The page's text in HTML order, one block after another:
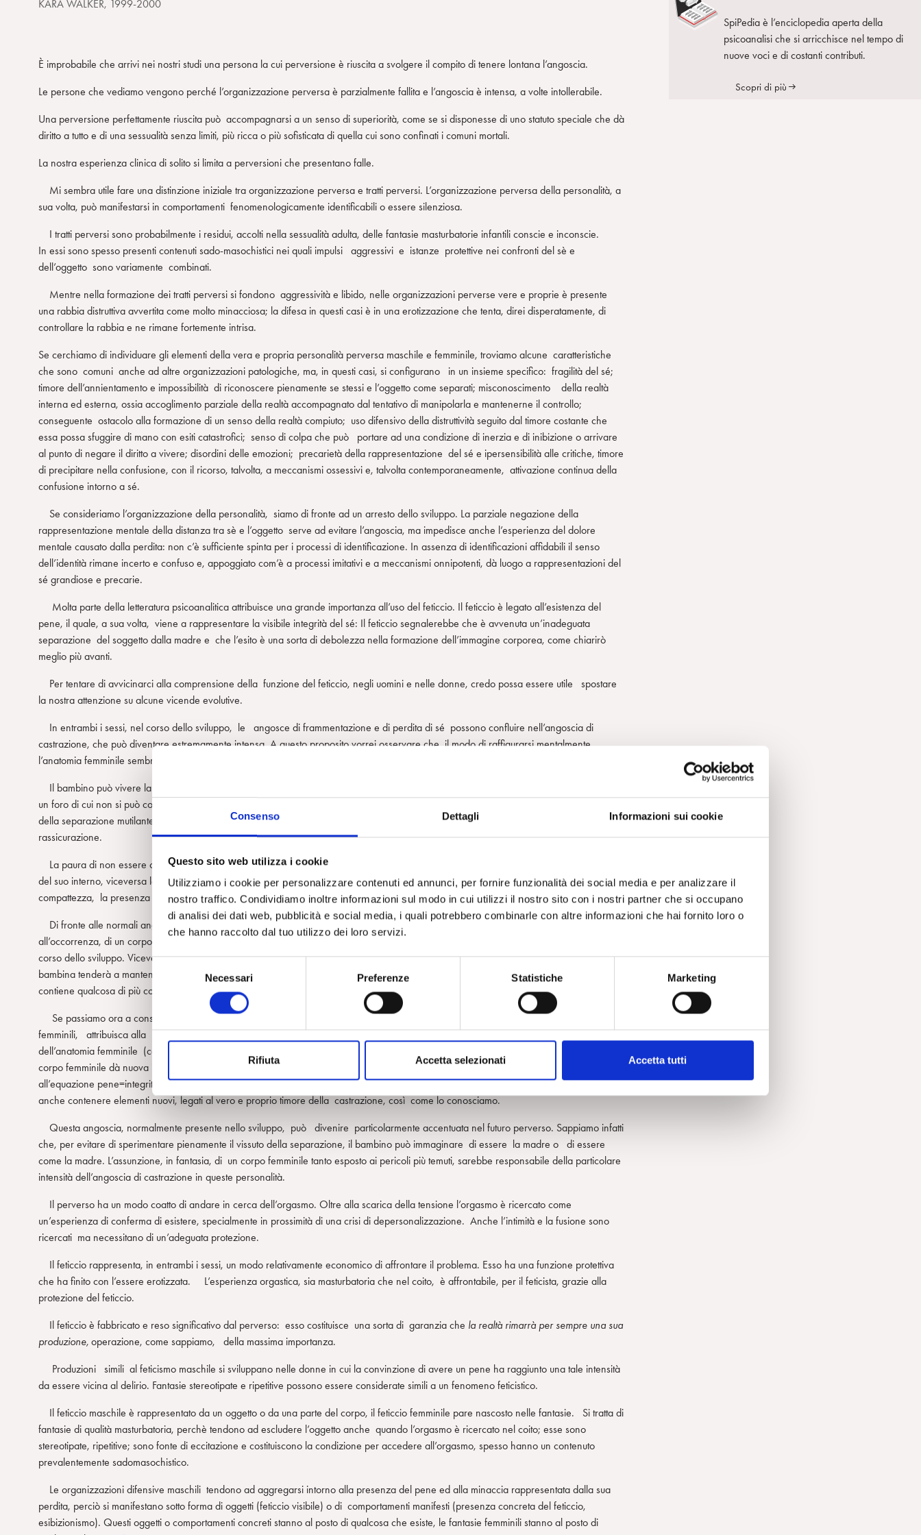
Consenso Dettagli Informazioni sui cookie
Questo sito web utilizza i cookie
Utilizziamo i cookie per personalizzare contenuti ed annunci, per fornire funzionalità dei social media e per analizzare il
nostro traffico. Condividiamo inoltre informazioni sul modo in cui utilizzi il nostro sito con i nostri partner che si occupano
di analisi dei dati web, pubblicità e social media, i quali potrebbero combinarle con altre informazioni che hai fornito loro o
che hanno raccolto dal tuo utilizzo dei loro servizi.
S
e
l
z
n
e
e
l
c
o
s
e
n
Necessari Preferenze Statistiche Marketing
Rifiuta Accetta selezionati Accetta tutti
KARA WALKER, 1999-2000
È improbabile che arrivi nei nostri studi una persona la cui perversione è riuscita a svolgere il compito di tenere lontana l’angoscia.
Le persone che vediamo vengono perché l’organizzazione perversa è parzialmente fallita e l’angoscia è intensa, a volte intollerabile.
Una perversione perfettamente riuscita può accompagnarsi a un senso di superiorità, come se si disponesse di uno statuto speciale che dà
diritto a tutto e di una sessualità senza limiti, più ricca o più sofisticata di quella cui sono confinati i comuni mortali.
La nostra esperienza clinica di solito si limita a perversioni che presentano falle.
Mi sembra utile fare una distinzione iniziale tra organizzazione perversa e tratti perversi. L’organizzazione perversa della personalità, a
sua volta, può manifestarsi in comportamenti fenomenologicamente identificabili o essere silenziosa.
I tratti perversi sono probabilmente i residui, accolti nella sessualità adulta, delle fantasie masturbatorie infantili conscie e inconscie.
In essi sono spesso presenti contenuti sado-masochistici nei quali impulsi aggressivi e istanze protettive nei confronti del sè e
dell’oggetto sono variamente combinati.
Mentre nella formazione dei tratti perversi si fondono aggressività e libido, nelle organizzazioni perverse vere e proprie è presente
una rabbia distruttiva avvertita come molto minacciosa; la difesa in questi casi è in una erotizzazione che tenta, direi disperatamente, di
controllare la rabbia e ne rimane fortemente intrisa.
Se cerchiamo di individuare gli elementi della vera e propria personalità perversa maschile e femminile, troviamo alcune caratteristiche
che sono comuni anche ad altre organizzazioni patologiche, ma, in questi casi, si configurano in un insieme specifico: fragilità del sé;
timore dell’annientamento e impossibilità di riconoscere pienamente se stessi e l’oggetto come separati; misconoscimento della realtà
interna ed esterna, ossia accoglimento parziale della realtà accompagnato dal tentativo di manipolarla e mantenerne il controllo;
conseguente ostacolo alla formazione di un senso della realtà compiuto; uso difensivo della distruttività seguito dal timore costante che
essa possa sfuggire di mano con esiti catastrofici; senso di colpa che può portare ad una condizione di inerzia e di inibizione o arrivare
al punto di negare il diritto a vivere; disordini delle emozioni; precarietà della rappresentazione del sé e ipersensibilità alle critiche, timore
di precipitare nella confusione, con il ricorso, talvolta, a meccanismi ossessivi e, talvolta contemporaneamente, attivazione continua della
confusione intorno a sé.
Se consideriamo l’organizzazione della personalità, siamo di fronte ad un arresto dello sviluppo. La parziale negazione della
rappresentazione mentale della distanza tra sè e l’oggetto serve ad evitare l’angoscia, ma impedisce anche l’esperienza del dolore
mentale causato dalla perdita: non c’è sufficiente spinta per i processi di identificazione. In assenza di identificazioni affidabili il senso
dell’identità rimane incerto e confuso e, appoggiato com’è a processi imitativi e a meccanismi onnipotenti, dà luogo a rappresentazioni del
sé grandiose e precarie.
Molta parte della letteratura psicoanalitica attribuisce una grande importanza all’uso del feticcio. Il feticcio è legato all’esistenza del
pene, il quale, a sua volta, viene a rappresentare la visibile integrità del sé: Il feticcio segnalerebbe che è avvenuta un’inadeguata
separazione del soggetto dalla madre e che l’esito è una sorta di debolezza nella formazione dell’immagine corporea, come chiarirò
meglio più avanti.
Per tentare di avvicinarci alla comprensione della funzione del feticcio, negli uomini e nelle donne, credo possa essere utile spostare
la nostra attenzione su alcune vicende evolutive.
In entrambi i sessi, nel corso dello sviluppo, le angosce di frammentazione e di perdita di sé possono confluire nell’angoscia di
castrazione, che può diventare estremamente intensa. A questo proposito vorrei osservare che il modo di raffigurarsi mentalmente
l’anatomia femminile sembra condurre bambini e bambine ad alcune costruzioni comuni.
Il bambino può vivere la separazione dalla madre come un’esperienza di mutilazione di sé. Nel caso della bambina il suo corpo forato,
un foro di cui non si può controllare la chiusura, dal contenuto misterioso, si presta bene a divenire il luogo in cui si materializzano il vissuto
della separazione mutilante e l’angoscia di non potersi tenere insieme. La sua anatomia non sembra adeguata a offrirle possibilità di
rassicurazione.
La paura di non essere capace di tenersi insieme è la stessa nei due sessi, ma la bambina non ha la possibilità di controllare l’integrità
del suo interno, viceversa le sembra che il corpo maschile possa offrire maggiori garanzie: esso sembra avere robustezza e
compattezza, la presenza dei genitali è accertabile.
Di fronte alle normali angosce successive alla separazione la bambina potrebbe trovare sollievo immaginando di poter disporre,
all’occorrenza, di un corpo maschile, con tutte le sue rassicuranti caratteristiche. Nei casi più felici questa fantasia è lasciata cadere nel
corso dello sviluppo. Viceversa se il vissuto di impossibilità a vivere dopo la separazione e il senso di mutilazione sono intollerabili, la
bambina tenderà a mantenere attiva la sua fantasia. Non credo che si possa dire che la fantasia contenga un pene immaginario; essa
contiene qualcosa di più concreto e diffuso ad un tempo: l’idea di poter disporre anche di un compatto corpo maschile.
Se passiamo ora a considerare il problema dal punto di vista del bambino, sembra che egli, in modo corrispondente alle fantasie
femminili, attribuisca alla presenza e all’integrità del pene la funzione di rassicurarlo sull’integrità del sé. La rappresentazione mentale
dell’anatomia femminile (corpo forato, esposto, indifeso) pare abbastanza simile a quella elaborata dalla bambina; infatti la vista del
corpo femminile dà nuova intensità alle sue angosce. Sembra allora che nel momento in cui viene scoperta la differenza tra i sessi, grazie
all’equazione pene=integrità del sé, le angosce successive alla separazione si manifestino come angosce di castrazione. Esse sembrano
anche contenere elementi nuovi, legati al vero e proprio timore della castrazione, così come lo conosciamo.
Questa angoscia, normalmente presente nello sviluppo, può divenire particolarmente accentuata nel futuro perverso. Sappiamo infatti
che, per evitare di sperimentare pienamente il vissuto della separazione, il bambino può immaginare di essere la madre o di essere
come la madre. L’assunzione, in fantasia, di un corpo femminile tanto esposto ai pericoli più temuti, sarebbe responsabile della particolare
intensità dell’angoscia di castrazione in queste personalità.
Il perverso ha un modo coatto di andare in cerca dell’orgasmo. Oltre alla scarica della tensione l’orgasmo è ricercato come
un’esperienza di conferma di esistere, specialmente in prossimità di una crisi di depersonalizzazione. Anche l’intimità e la fusione sono
ricercati ma necessitano di un’adeguata protezione.
Il feticcio rappresenta, in entrambi i sessi, un modo relativamente economico di affrontare il problema. Esso ha una funzione protettiva
che ha finito con l’essere erotizzata. L’esperienza orgastica, sia masturbatoria che nel coito, è affrontabile, per il feticista, grazie alla
protezione del feticcio.
Il feticcio è fabbricato e reso significativo dal perverso: esso costituisce una sorta di garanzia che la realtà rimarrà per sempre una sua
produzione, operazione, come sappiamo, della massima importanza.
Produzioni simili al feticismo maschile si sviluppano nelle donne in cui la convinzione di avere un pene ha raggiunto una tale intensità
da essere vicina al delirio. Fantasie stereotipate e ripetitive possono essere considerate simili a un fenomeno feticistico.
Il feticcio maschile è rappresentato da un oggetto o da una parte del corpo, il feticcio femminile pare nascosto nelle fantasie. Si tratta di
fantasie di qualità masturbatoria, perchè tendono ad escludere l’oggetto anche quando l’orgasmo è ricercato nel coito; esse sono
stereotipate, ripetitive; sono fonte di eccitazione e costituiscono la condizione per accedere all’orgasmo, spesso hanno un contenuto
prevalentemente sadomasochistico.
Le organizzazioni difensive maschili tendono ad aggregarsi intorno alla presenza del pene ed alla minaccia rappresentata dalla sua
perdita, perciò si manifestano sotto forma di oggetti (feticcio visibile) o di comportamenti manifesti (presenza concreta del feticcio,
esibizionismo). Questi oggetti o comportamenti concreti stanno al posto di qualcosa che esiste, le fantasie femminili stanno al posto di
SpiPedia è l’enciclopedia aperta della
psicoanalisi che si arricchisce nel tempo di
nuove voci e di costanti contributi.
Scopri di più